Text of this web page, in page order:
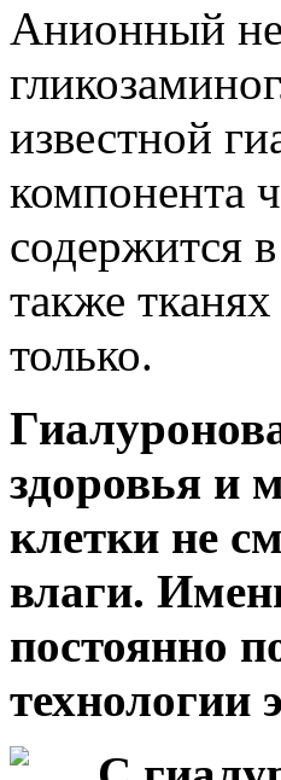
Анионный
известной
компонента
содержится
также
только.
здоровья и
клетки не
влаги.
постоянно
технологии